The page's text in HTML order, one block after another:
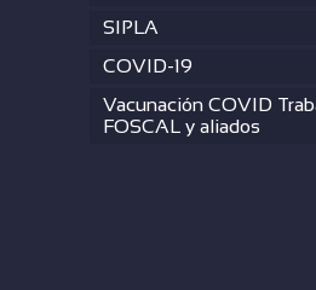
SIPLA
COVID-19
Vacunación COVID
FOSCAL y aliados